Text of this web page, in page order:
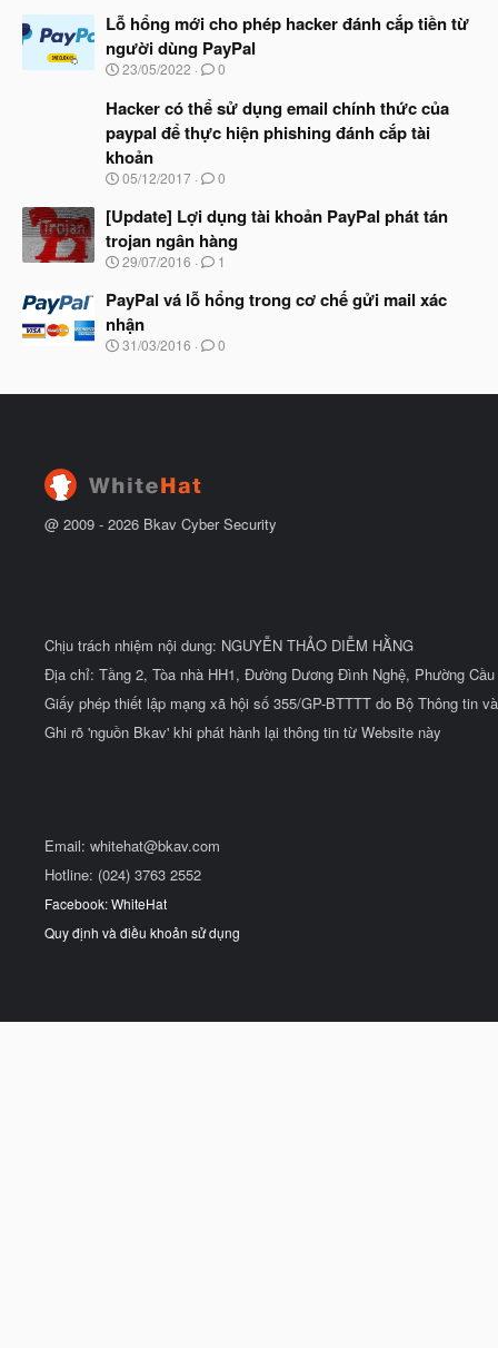
đ
ầ
u
à
b
ắ
đ
ầ
u
Lỗ hổng mới cho phép hacker đánh cắp tiền từ
người dùng PayPal
N
à
y
b
ắ
t
ầ
u
23/05/2022 0
Hacker có thể sử dụng email chính thức của
paypal để thực hiện phishing đánh cắp tài
khoản
N
à
y
b
ắ
đ
ầ
u
05/12/2017 0
[Update] Lợi dụng tài khoản PayPal phát tán
trojan ngân hàng
N
à
y
b
ắ
29/07/2016 1
PayPal vá lỗ hổng trong cơ chế gửi mail xác
nhận
N
y
ầ
31/03/2016 0
@ 2009 - 2026 Bkav Cyber Security
Chịu trách nhiệm nội dung: NGUYỄN THẢO DIỄM HẰNG
Địa chỉ: Tầng 2, Tòa nhà HH1, Đường Dương Đình Nghệ, Phường
Giấy phép thiết lập mạng xã hội số 355/GP-BTTTT do Bộ Thông tin
Ghi rõ 'nguồn Bkav' khi phát hành lại thông tin từ Website này
Email: whitehat@bkav.com
Hotline: (024) 3763 2552
Facebook: WhiteHat
Quy định và điều khoản sử dụng